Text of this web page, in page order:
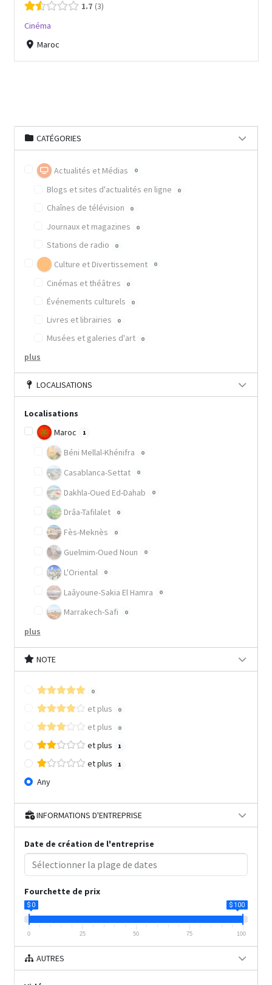
1.7 3
Cinéma
Maroc
CATÉGORIES
Actualités et Médias 0
Blogs et sites d'actualités en ligne 0
Chaînes de télévision 0
Journaux et magazines 0
Stations de radio 0
Culture et Divertissement 0
Cinémas et théâtres 0
Événements culturels 0
Livres et librairies 0
Musées et galeries d'art 0
plus
LOCALISATIONS
Localisations
Maroc
1
Béni Mellal-Khénifra 0
Casablanca-Settat 0
Dakhla-Oued Ed-Dahab 0
Drâa-Tafilalet 0
Fès-Meknès 0
Guelmim-Oued Noun 0
L'Oriental 0
Laâyoune-Sakia El Hamra 0
Marrakech-Safi 0
plus
NOTE
0
et plus 0
et plus 0
et plus 1
et plus 1
Any
INFORMATIONS D'ENTREPRISE
Date de création de l'entreprise
Fourchette de prix
$ 0 $ 100
0 25 50 75 100
AUTRES